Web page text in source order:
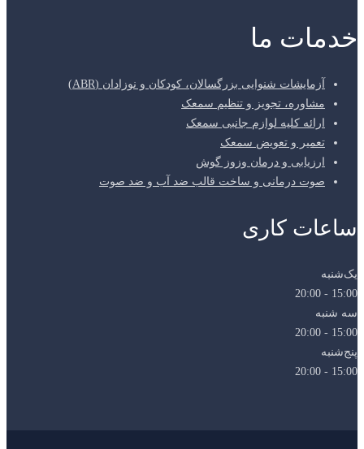
خدمات ما
آزمایشات شنوایی بزرگسالان، کودکان و نوزادان (ABR)
مشاوره، تجویز و تنظیم سمعک
ارائه کلیه لوازم جانبی سمعک
تعمیر و تعویض سمعک
ارزیابی و درمان وزوز گوش
صوت درمانی و ساخت قالب ضد آب و ضد صوت
ساعات کاری
یک‌شنبه
15:00 - 20:00
سه شنبه
15:00 - 20:00
پنج‌شنبه
15:00 - 20:00